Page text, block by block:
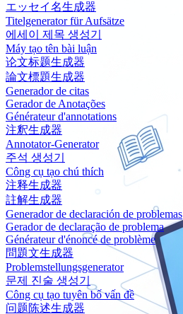
エッセイ名生成器
Titelgenerator für Aufsätze
에세이 제목 생성기
Máy tạo tên bài luận
论文标题生成器
論文標題生成器
Generador de citas
Gerador de Anotações
Générateur d'annotations
注釈生成器
Annotator-Generator
주석 생성기
Công cụ tạo chú thích
注释生成器
註解生成器
Generador de declaración de problemas
Gerador de declaração de problema
Générateur d'énoncé de problème
問題文生成器
Problemstellungsgenerator
문제 진술 생성기
Công cụ tạo tuyên bố vấn đề
问题陈述生成器